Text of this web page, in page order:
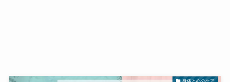
身体と心のケア